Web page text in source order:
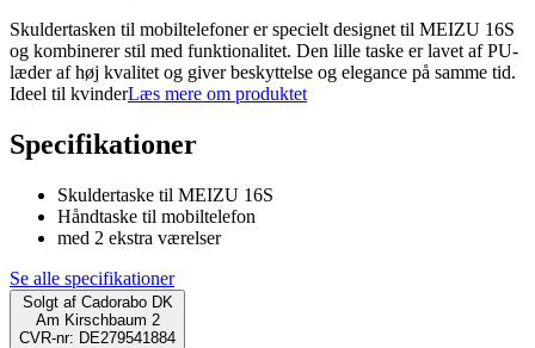
Skuldertasken til mobiltelefoner er specielt designet til MEIZU 16S
og kombinerer stil med funktionalitet. Den lille taske er lavet af PU-
læder af høj kvalitet og giver beskyttelse og elegance på samme tid.
Ideel til kvinderLæs mere om produktet
Specifikationer
Skuldertaske til MEIZU 16S
Håndtaske til mobiltelefon
med 2 ekstra værelser
Se alle specifikationer
Solgt af Cadorabo DK
Am Kirschbaum 2
CVR-nr: DE279541884